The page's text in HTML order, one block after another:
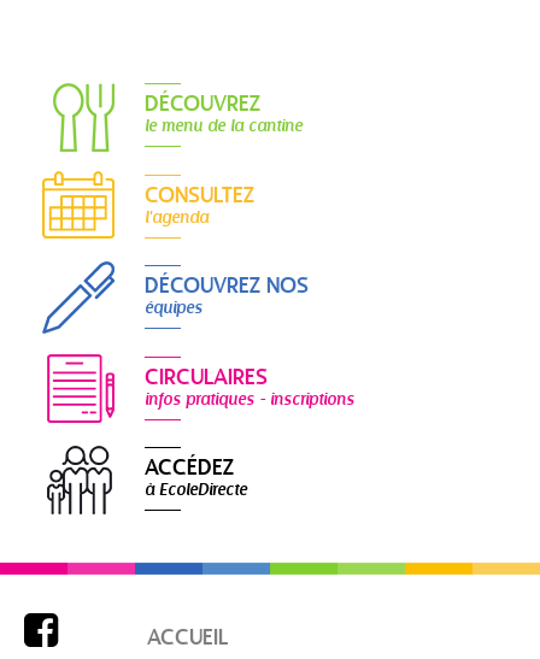
DÉCOUVREZ
le menu de la cantine
CONSULTEZ
l'agenda
DÉCOUVREZ NOS
équipes
CIRCULAIRES
infos pratiques - inscriptions
ACCÉDEZ
à EcoleDirecte
 ACCUEIL